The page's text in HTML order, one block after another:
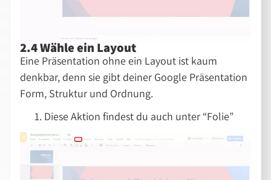
2.4 Wähle ein Layout
Eine Präsentation ohne ein Layout ist kaum
denkbar, denn sie gibt deiner Google Präsentation
Form, Struktur und Ordnung.
Diese Aktion findest du auch unter “Folie”